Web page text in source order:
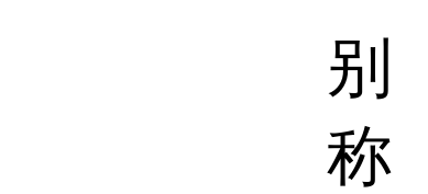
别
称